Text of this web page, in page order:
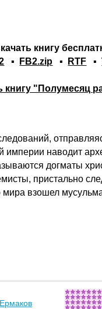
книгу
▪ FB2.zip ▪ RTF ▪
книгу "Полумесяц
наводит
догматы
пристально
взошел